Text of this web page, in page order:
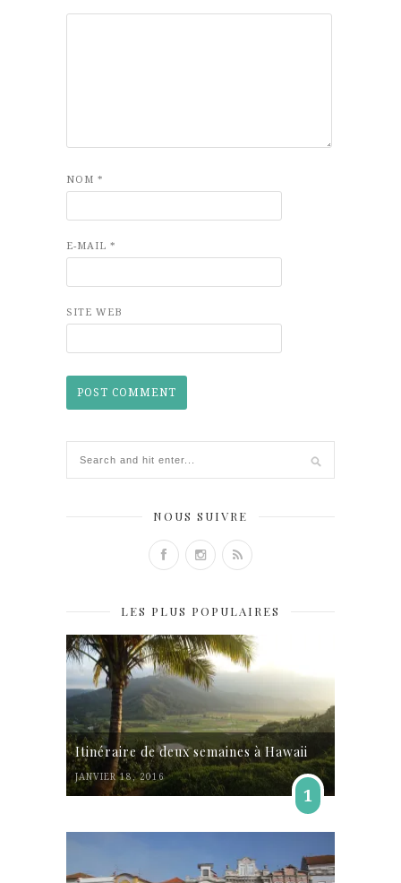
NOM *
E-MAIL *
SITE WEB
NOUS SUIVRE
LES PLUS POPULAIRES
Itinéraire de deux semaines à Hawaii
JANVIER 18, 2016
1